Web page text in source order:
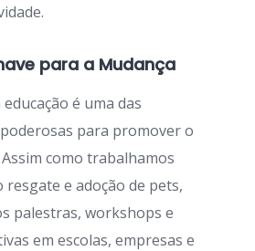
para a Mudança
é uma das
para promover o
como trabalhamos
e adoção de pets,
palestras, workshops e
em escolas, empresas e